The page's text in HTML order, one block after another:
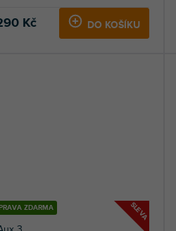
Kč DO KOŠÍKU
SLEVA
ZDARMA